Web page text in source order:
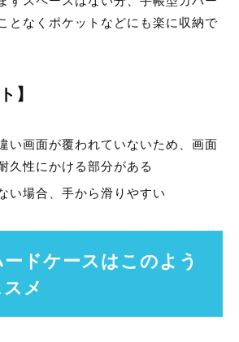
となくポケットなどにも楽に収納で
】
い画面が覆われていないため、画面
久性にかける部分がある
い場合、手から滑りやすい
ドケースはこのよう
メ